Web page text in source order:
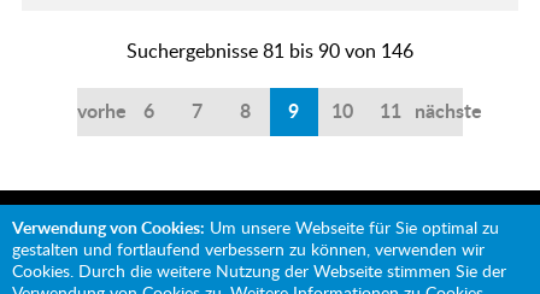
Suchergebnisse 81 bis 90 von 146
vorherige
6 7 8 9 10 11 nächste
Verwendung von Cookies: Um unsere Webseite für Sie optimal zu
gestalten und fortlaufend verbessern zu können, verwenden wir
Cookies. Durch die weitere Nutzung der Webseite stimmen Sie der